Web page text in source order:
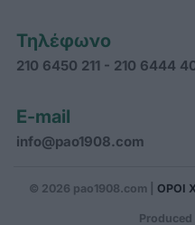
Τηλέφωνο
210 6450 211 - 210 6444
E-mail
info@pao1908.com
© 2026 pao1908.com | ΟΡΟΙ
Produced